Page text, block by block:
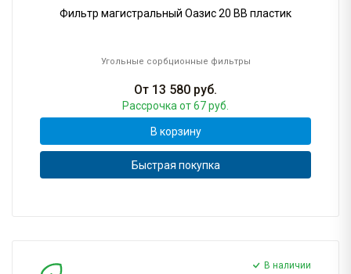
Фильтр магистральный Оазис 20 BB пластик
Угольные сорбционные фильтры
От 13 580 руб.
Рассрочка от 67 руб.
В корзину
Быстрая покупка
В наличии